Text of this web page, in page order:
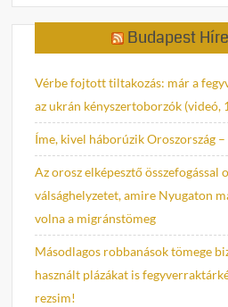
Budapest
Vérbe fojtott tiltakozás: már a
az ukrán kényszertoborzók (videó,
Íme, kivel háborúzik Oroszország
Az orosz elképesztő összefogással
válsághelyzetet, amire Nyugaton
volna a migránstömeg
Másodlagos robbanások tömege
használt plázákat is
rezsim!